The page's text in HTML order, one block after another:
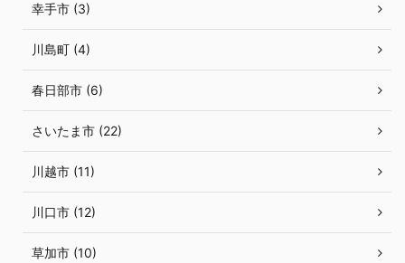
幸手市 (3)
川島町 (4)
春日部市 (6)
さいたま市 (22)
川越市 (11)
川口市 (12)
草加市 (10)